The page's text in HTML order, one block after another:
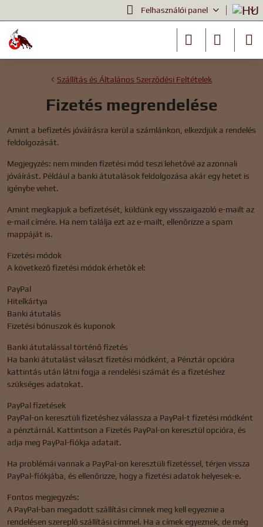
Felhasználói panel
Szállítás és Általános Szerződési Feltételek
Fizetés megrendelése
Amint a befizetés jóváírásra kerül a számlánkon, elkezdjük a rendelés
feldolgozását.
Megjegyzés: nem minden fizetési mód teszi lehetővé az azonnali
jóváírást. Például a banki átutalások feldolgozása akár egy hetet is
igénybe vehet.
Amint megkapjuk a befizetését, küldünk egy visszaigazoló e-mailt az
e-mail címére. Ha nem találja ezt az e-mailt, ellenőrizze a spam
mappáját is.
Fizetési módok
A következő fizetési módok érhetők el:
PayPal
Hitelkártya
Banki átutalás
Fizetési bónuszok és kuponok
Banki átutalással történő fizetés
Ha banki átutalást választ fizetési módként, a Pénztár opcióra
kattintás után látni fogja a rendelési számát és a fizetéshez
szükséges adatokat.
PayPal fizetések
PayPal-on keresztüli fizetéshez válassza a PayPal-t fizetési módként
a pénztárnál. Kattintson a Fizetés PayPal-on keresztül opcióra, és
adja meg PayPal-fiókja adatait.
Ha problémái vannak a PayPal-on keresztüli fizetéssel, térjen vissza
PayPal-fiókjába, és ellenőrizze, hogy a fizetési adatok helyesek-e.
Fontos megjegyzés:
A PayPal-ban megadott szállítási címnek meg kell egyeznie a
rendelésen szereplő szállítási címmel. Ha a címek egyeznek, de még